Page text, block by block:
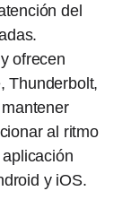
del
ofrecen
Thunderbolt,
al ritmo
y iOS.